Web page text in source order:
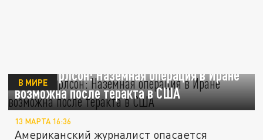
Такер Карлсон: Наземная операция в Иране
возможна после теракта в США
В МИРЕ
13 МАРТА 16:36
Американский журналист опасается